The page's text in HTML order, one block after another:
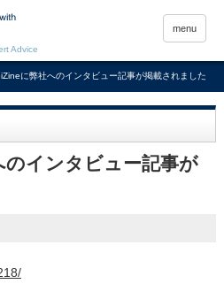
Advice
menu
に弊社へのインタビュー記事が掲載されました
インタビュー記事が